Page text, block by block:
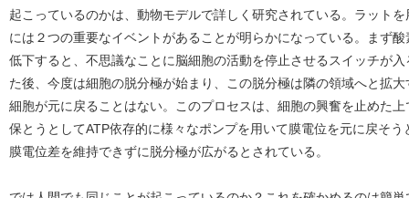
起こっているのかは、動物モデルで詳しく研究されている。ラット
には２つの重要なイベントがあることが明らかになっている。まず
低下すると、不思議なことに脳細胞の活動を停止させるスイッチが
た後、今度は細胞の脱分極が始まり、この脱分極は隣の領域へと拡
細胞が元に戻ることはない。このプロセスは、細胞の興奮を止めた
保とうとしてATP依存的に様々なポンプを用いて膜電位を元に戻そ
膜電位差を維持できずに脱分極が広がるとされている。